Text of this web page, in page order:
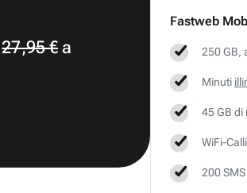
Fastweb
250 GB,
Minuti
45 GB di
WiFi-
200 SMS
27,95 €a